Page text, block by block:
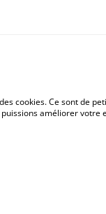
cookies. Ce sont de
améliorer